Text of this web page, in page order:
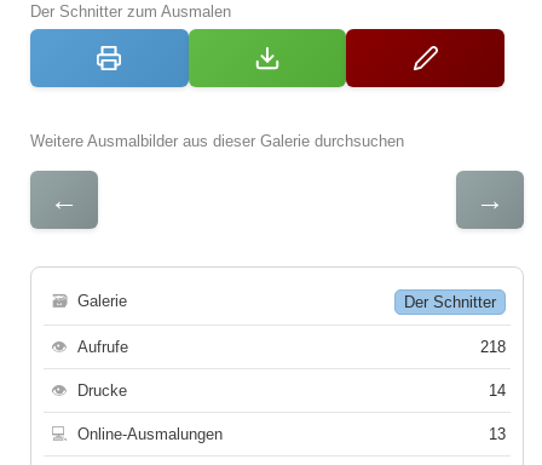
Der Schnitter zum Ausmalen
Weitere Ausmalbilder aus dieser Galerie durchsuchen
← →
🗃 Galerie Der Schnitter
👁 Aufrufe 218
👁 Drucke 14
💻 Online-Ausmalungen 13